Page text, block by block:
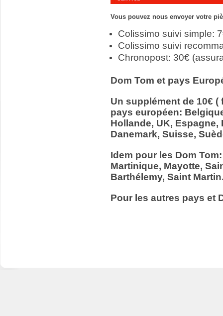
Vous pouvez nous envoyer votre
Colissimo suivi simple:
Colissimo suivi
Chronopost: 30€
Dom Tom et pays
Un supplément de 10€
pays européen:
Hollande, UK,
Danemark, Suisse,
Idem pour les Dom
Martinique, Mayotte,
Barthélemy, Saint
Pour les autres pays et